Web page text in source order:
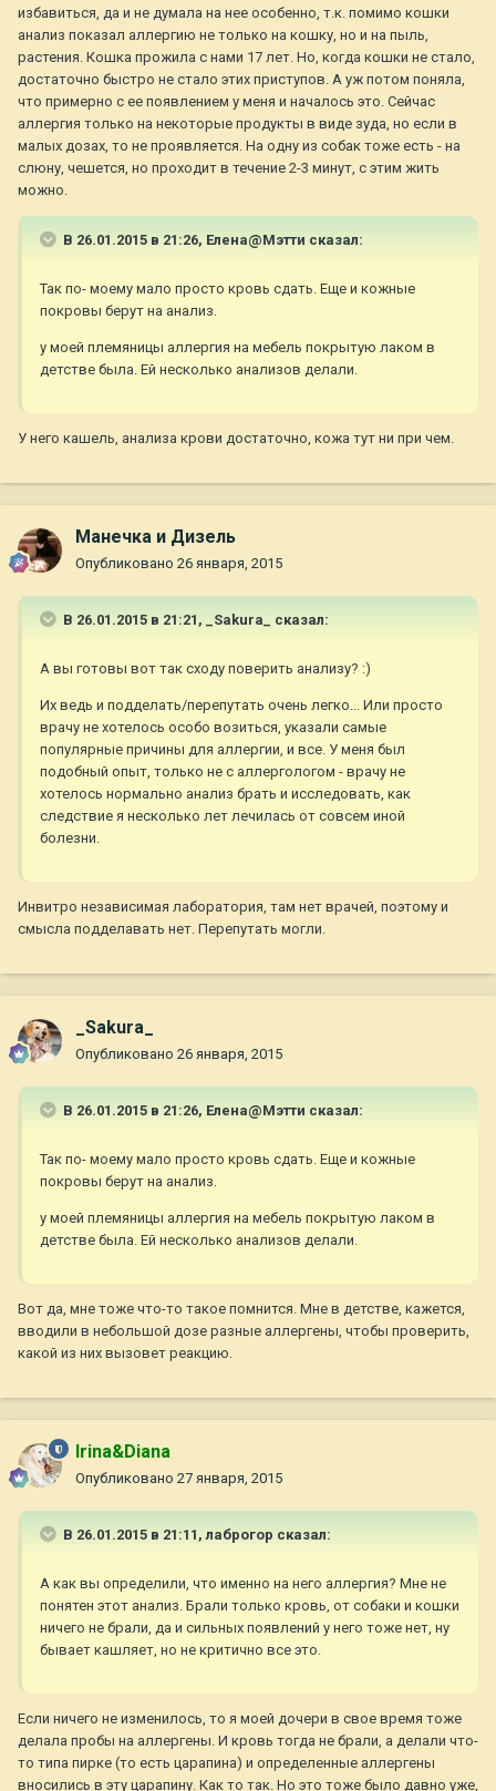
избавиться, да и не думала на нее особенно, т.к. помимо кошки
анализ показал аллергию не только на кошку, но и на пыль,
растения. Кошка прожила с нами 17 лет. Но, когда кошки не стало,
достаточно быстро не стало этих приступов. А уж потом поняла,
что примерно с ее появлением у меня и началось это. Сейчас
аллергия только на некоторые продукты в виде зуда, но если в
малых дозах, то не проявляется. На одну из собак тоже есть - на
слюну, чешется, но проходит в течение 2-3 минут, с этим жить
можно.
В 26.01.2015 в 21:26, Елена@Мэтти сказал:
Так по- моему мало просто кровь сдать. Еще и кожные
покровы берут на анализ.
у моей племяницы аллергия на мебель покрытую лаком в
детстве была. Ей несколько анализов делали.
У него кашель, анализа крови достаточно, кожа тут ни при чем.
Манечка и Дизель
Опубликовано 26 января, 2015
В 26.01.2015 в 21:21, _Sakura_ сказал:
А вы готовы вот так сходу поверить анализу? :)
Их ведь и подделать/перепутать очень легко... Или просто
врачу не хотелось особо возиться, указали самые
популярные причины для аллергии, и все. У меня был
подобный опыт, только не с аллергологом - врачу не
хотелось нормально анализ брать и исследовать, как
следствие я несколько лет лечилась от совсем иной
болезни.
Инвитро независимая лаборатория, там нет врачей, поэтому и
смысла подделавать нет. Перепутать могли.
_Sakura_
Опубликовано 26 января, 2015
В 26.01.2015 в 21:26, Елена@Мэтти сказал:
Так по- моему мало просто кровь сдать. Еще и кожные
покровы берут на анализ.
у моей племяницы аллергия на мебель покрытую лаком в
детстве была. Ей несколько анализов делали.
Вот да, мне тоже что-то такое помнится. Мне в детстве, кажется,
вводили в небольшой дозе разные аллергены, чтобы проверить,
какой из них вызовет реакцию.
Irina&Diana
Опубликовано 27 января, 2015
В 26.01.2015 в 21:11, лаброгор сказал:
А как вы определили, что именно на него аллергия? Мне не
понятен этот анализ. Брали только кровь, от собаки и кошки
ничего не брали, да и сильных появлений у него тоже нет, ну
бывает кашляет, но не критично все это.
Если ничего не изменилось, то я моей дочери в свое время тоже
делала пробы на аллергены. И кровь тогда не брали, а делали что-
то типа пирке (то есть царапина) и определенные аллергены
вносились в эту царапину. Как то так. Но это тоже было давно уже,